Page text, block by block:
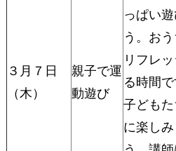
３月７日
（木）
親子で運
動遊び
っぱい
う。お
リフレ
る時間で
子ども
に楽しみ